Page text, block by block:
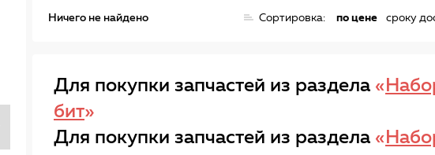
Ничего не найдено Сортировка: по цене сроку
Для покупки запчастей из раздела «
бит»
Для покупки запчастей из раздела «